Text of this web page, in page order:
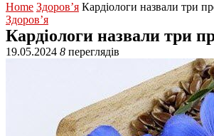
Home Здоров’я Кардіологи назвали три
Здоров’я
Кардіологи назвали три
19.05.2024 8 переглядів